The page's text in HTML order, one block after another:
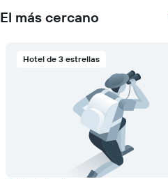
El más cercano
Hotel de 3 estrellas